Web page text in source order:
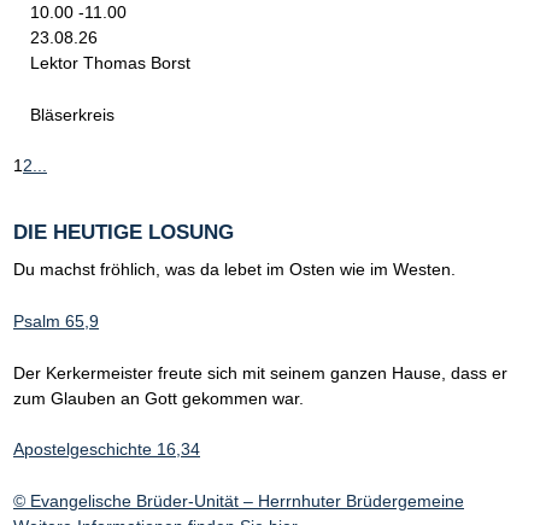
10.00 -11.00
23.08.26
Lektor Thomas Borst
Bläserkreis
12...
DIE HEUTIGE LOSUNG
Du machst fröhlich, was da lebet im Osten wie im Westen.
Psalm 65,9
Der Kerkermeister freute sich mit seinem ganzen Hause, dass er
zum Glauben an Gott gekommen war.
Apostelgeschichte 16,34
© Evangelische Brüder-Unität – Herrnhuter Brüdergemeine